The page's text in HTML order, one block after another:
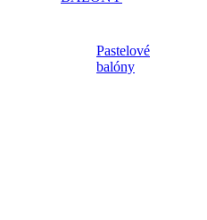
Pastelové
balóny